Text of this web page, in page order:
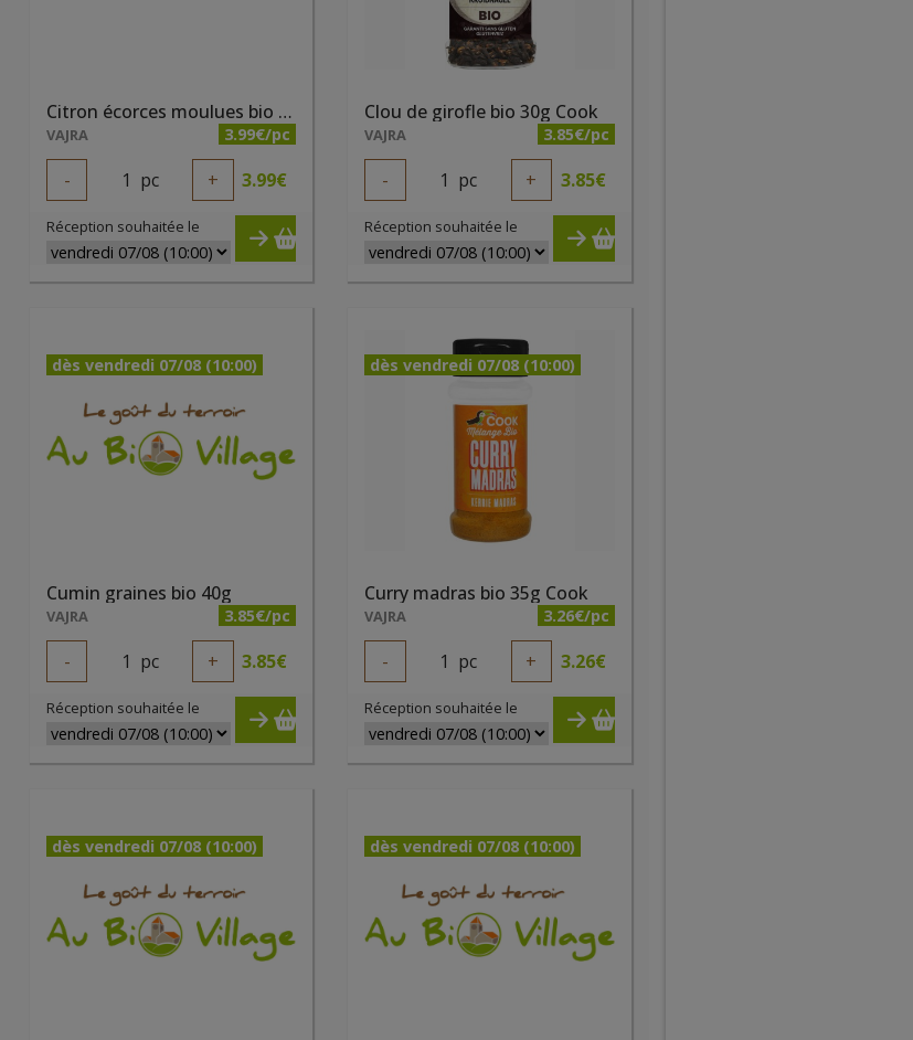
Citron écorces moulues bio 32g
VAJRA 3.99€/pc
- 1 pc + 3.99€
Réception souhaitée le
Clou de girofle bio 30g Cook
VAJRA 3.85€/pc
- 1 pc + 3.85€
Réception souhaitée le
dès vendredi 07/08 (10:00)
Cumin graines bio 40g
VAJRA 3.85€/pc
- 1 pc + 3.85€
Réception souhaitée le
dès vendredi 07/08 (10:00)
Curry madras bio 35g Cook
VAJRA 3.26€/pc
- 1 pc + 3.26€
Réception souhaitée le
dès vendredi 07/08 (10:00) dès vendredi 07/08 (10:00)